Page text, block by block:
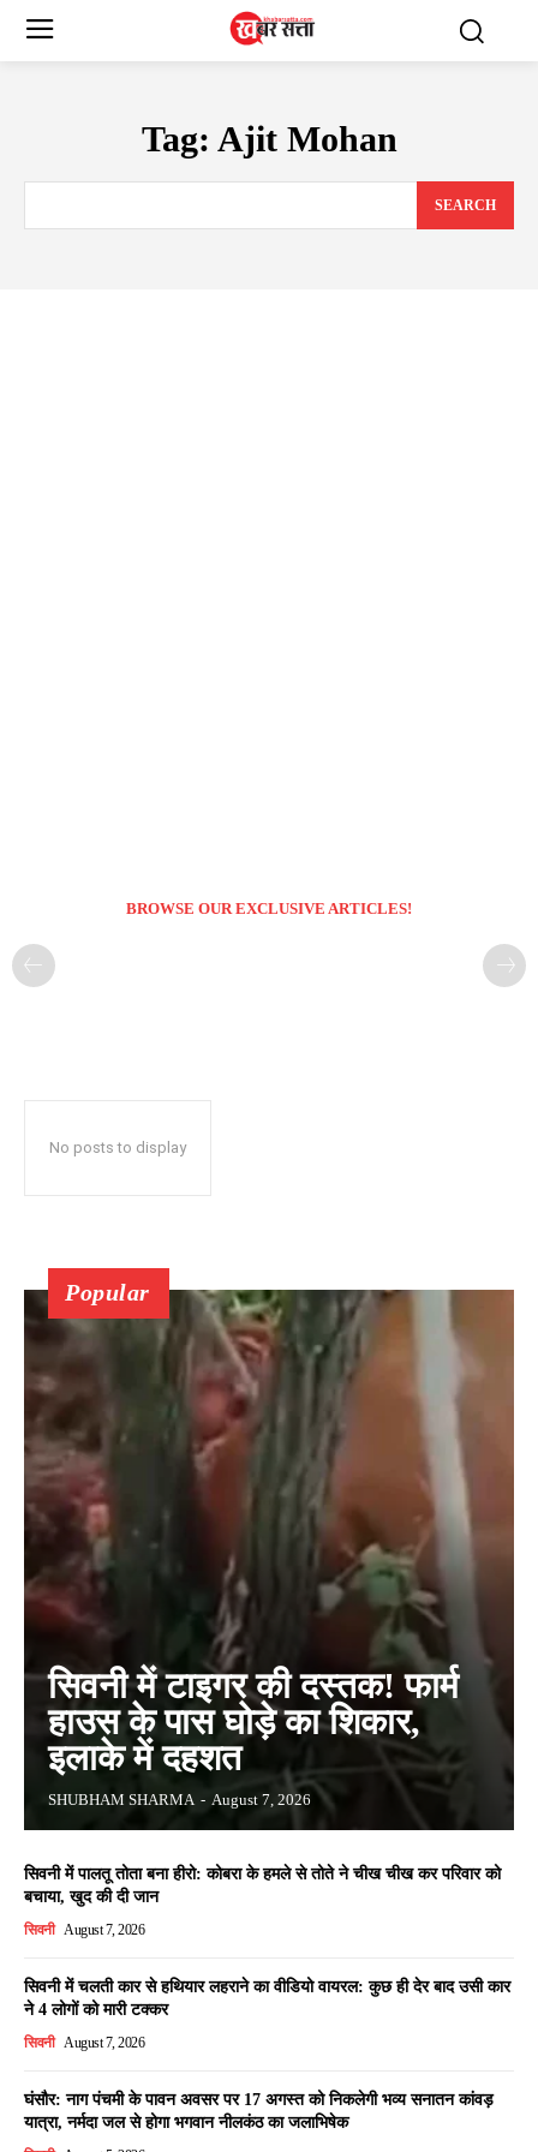
Tag: Ajit Mohan
SEARCH
BROWSE OUR EXCLUSIVE ARTICLES!
No posts to display
Popular
सिवनी में टाइगर की दस्तक! फार्म
हाउस के पास घोड़े का शिकार,
इलाके में दहशत
SHUBHAM SHARMA - August 7, 2026
सिवनी में पालतू तोता बना हीरो: कोबरा के हमले से तोते ने चीख चीख कर परिवार को
बचाया, खुद की दी जान
सिवनी August 7, 2026
सिवनी में चलती कार से हथियार लहराने का वीडियो वायरल: कुछ ही देर बाद उसी कार
ने 4 लोगों को मारी टक्कर
सिवनी August 7, 2026
घंसौर: नाग पंचमी के पावन अवसर पर 17 अगस्त को निकलेगी भव्य सनातन कांवड़
यात्रा, नर्मदा जल से होगा भगवान नीलकंठ का जलाभिषेक